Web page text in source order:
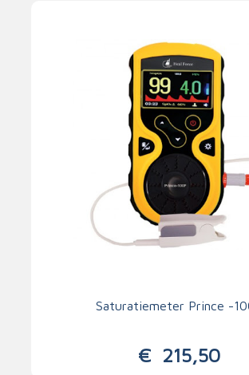
Saturatiemeter Prince -
€215,50